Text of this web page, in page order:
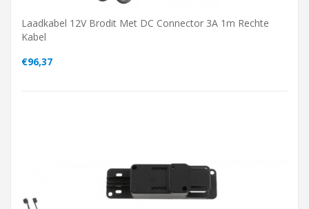
Laadkabel 12V Brodit Met DC Connector 3A 1m Rechte
Kabel
€96,37